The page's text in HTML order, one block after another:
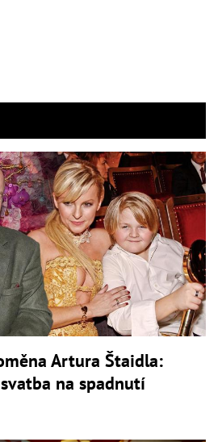
Artura Štaidla:
na spadnutí